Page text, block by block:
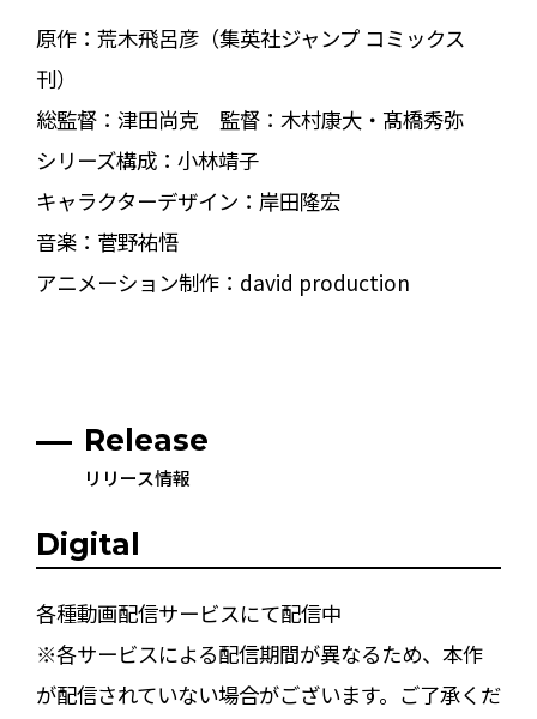
原作：荒木飛呂彦（集英社ジャンプ コミックス
刊）
総監督：津田尚克 監督：木村康大・髙橋秀弥
シリーズ構成：小林靖子
キャラクターデザイン：岸田隆宏
音楽：菅野祐悟
アニメーション制作：david production
Release
リリース情報
Digital
各種動画配信サービスにて配信中
※各サービスによる配信期間が異なるため、本作
が配信されていない場合がございます。ご了承くだ